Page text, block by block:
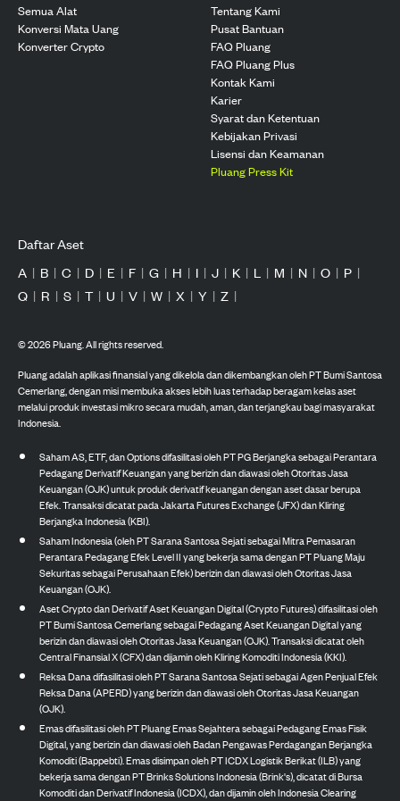
Semua Alat
Konversi Mata Uang
Konverter Crypto
Tentang Kami
Pusat Bantuan
FAQ Pluang
FAQ Pluang Plus
Kontak Kami
Karier
Syarat dan Ketentuan
Kebijakan Privasi
Lisensi dan Keamanan
Pluang Press Kit
Daftar Aset
A | B | C | D | E | F | G | H | I | J | K | L | M | N | O | P |
Q | R | S | T | U | V | W | X | Y | Z |
©2026Pluang. All rights reserved.
Pluang adalah aplikasi finansial yang dikelola dan dikembangkan oleh PT Bumi Santosa
Cemerlang, dengan misi membuka akses lebih luas terhadap beragam kelas aset
melalui produk investasi mikro secara mudah, aman, dan terjangkau bagi masyarakat
Indonesia.
Saham AS, ETF, dan Options difasilitasi oleh PT PG Berjangka sebagai Perantara
Pedagang Derivatif Keuangan yang berizin dan diawasi oleh Otoritas Jasa
Keuangan (OJK) untuk produk derivatif keuangan dengan aset dasar berupa
Efek. Transaksi dicatat pada Jakarta Futures Exchange (JFX) dan Kliring
Berjangka Indonesia (KBI).
Saham Indonesia (oleh PT Sarana Santosa Sejati sebagai Mitra Pemasaran
Perantara Pedagang Efek Level II yang bekerja sama dengan PT Pluang Maju
Sekuritas sebagai Perusahaan Efek) berizin dan diawasi oleh Otoritas Jasa
Keuangan (OJK).
Aset Crypto dan Derivatif Aset Keuangan Digital (Crypto Futures) difasilitasi oleh
PT Bumi Santosa Cemerlang sebagai Pedagang Aset Keuangan Digital yang
berizin dan diawasi oleh Otoritas Jasa Keuangan (OJK). Transaksi dicatat oleh
Central Finansial X (CFX) dan dijamin oleh Kliring Komoditi Indonesia (KKI).
Reksa Dana difasilitasi oleh PT Sarana Santosa Sejati sebagai Agen Penjual Efek
Reksa Dana (APERD) yang berizin dan diawasi oleh Otoritas Jasa Keuangan
(OJK).
Emas difasilitasi oleh PT Pluang Emas Sejahtera sebagai Pedagang Emas Fisik
Digital, yang berizin dan diawasi oleh Badan Pengawas Perdagangan Berjangka
Komoditi (Bappebti). Emas disimpan oleh PT ICDX Logistik Berikat (ILB) yang
bekerja sama dengan PT Brinks Solutions Indonesia (Brink's), dicatat di Bursa
Komoditi dan Derivatif Indonesia (ICDX), dan dijamin oleh Indonesia Clearing